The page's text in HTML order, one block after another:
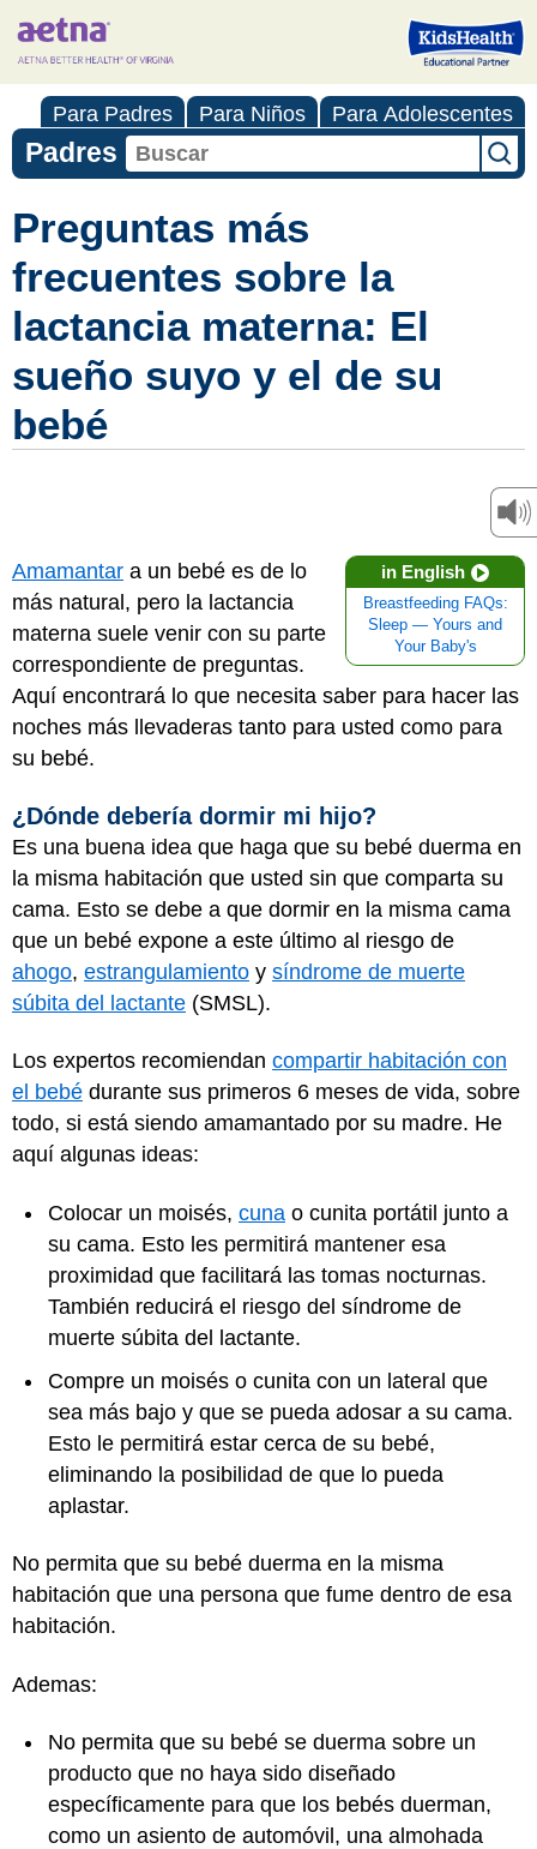
Para Padres Para Niños Para Adolescentes
Padres
Preguntas más
frecuentes sobre la
lactancia materna: El
sueño suyo y el de su
bebé
in English
Breastfeeding FAQs:
Sleep — Yours and
Your Baby's
Amamantar a un bebé es de lo
más natural, pero la lactancia
materna suele venir con su parte
correspondiente de preguntas.
Aquí encontrará lo que necesita saber para hacer las
noches más llevaderas tanto para usted como para
su bebé.
¿Dónde debería dormir mi hijo?
Es una buena idea que haga que su bebé duerma en
la misma habitación que usted sin que comparta su
cama. Esto se debe a que dormir en la misma cama
que un bebé expone a este último al riesgo de
ahogo, estrangulamiento y síndrome de muerte
súbita del lactante (SMSL).
Los expertos recomiendan compartir habitación con
el bebé durante sus primeros 6 meses de vida, sobre
todo, si está siendo amamantado por su madre. He
aquí algunas ideas:
Colocar un moisés, cuna o cunita portátil junto a
su cama. Esto les permitirá mantener esa
proximidad que facilitará las tomas nocturnas.
También reducirá el riesgo del síndrome de
muerte súbita del lactante.
Compre un moisés o cunita con un lateral que
sea más bajo y que se pueda adosar a su cama.
Esto le permitirá estar cerca de su bebé,
eliminando la posibilidad de que lo pueda
aplastar.
No permita que su bebé duerma en la misma
habitación que una persona que fume dentro de esa
habitación.
Ademas:
No permita que su bebé se duerma sobre un
producto que no haya sido diseñado
específicamente para que los bebés duerman,
como un asiento de automóvil, una almohada